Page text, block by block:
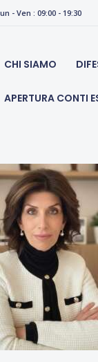
- Ven : 09:00 - 19:30
CHI SIAMO
APERTURA CONTI